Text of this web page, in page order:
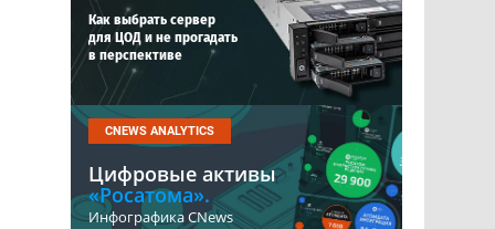
Как выбрать сервер
для ЦОД и не прогадать
в перспективе
CNEWS ANALYTICS
Цифровые активы
«Росатома».
Инфографика CNews